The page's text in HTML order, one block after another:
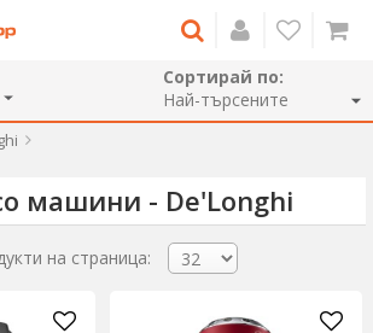
Сортирай по:
машини - De'Longhi
на страница: